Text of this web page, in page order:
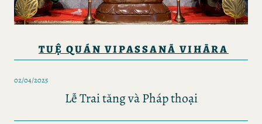
TUỆ QUÁN VIPASSANĀ VIHĀRA
02/04/2025
Lễ Trai tăng và Pháp thoại